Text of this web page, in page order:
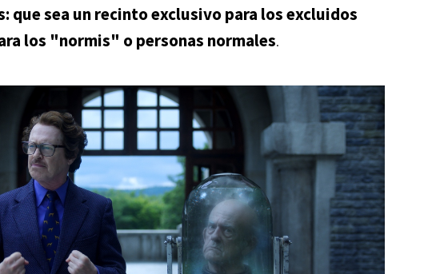
que sea un recinto exclusivo para los excluidos
los "normis" o personas normales.